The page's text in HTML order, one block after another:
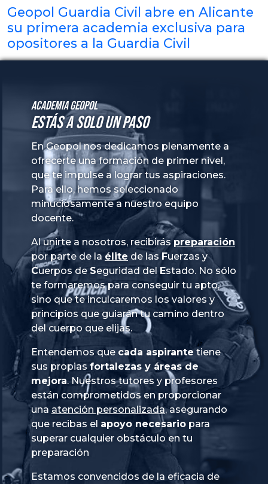
Geopol Guardia Civil abre en Alicante
su primera academia exclusiva para
opositores a la Guardia Civil
Academia GeoPol
Estás a solo un paso
En Geopol nos dedicamos plenamente a
ofrecerte una formación de primer nivel,
que te impulse a lograr tus aspiraciones.
Para ello, hemos seleccionado
minuciosamente a nuestro equipo
docente.
Al unirte a nosotros, recibiráspreparación
por parte de la élite de las Fuerzas y
Cuerpos de Seguridad del Estado. No sólo
te formaremos para conseguir tu apto,
sino que te inculcaremos los valores y
principios que guiarán tu camino dentro
del cuerpo que elijas.
Entendemos que cada aspirante tiene
sus propias fortalezas y áreas de
mejora. Nuestros tutores y profesores
están comprometidos en proporcionar
una atención personalizada, asegurando
que recibas el apoyo necesario para
superar cualquier obstáculo en tu
preparación
Estamos convencidos de la eficacia de